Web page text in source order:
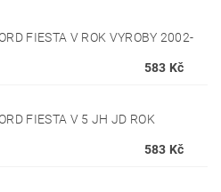
FIESTA V ROK VYROBY 2002-
583 Kč
FIESTA V 5 JH JD ROK
583 Kč